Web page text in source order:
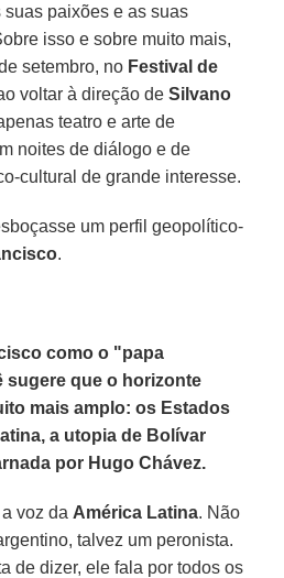
paixões e as suas
isso e sobre muito mais,
setembro, no Festival de
voltar à direção deSilvano
teatro e arte de
noites de diálogo e de
cultural de grande interesse.
um perfil geopolítico-
.
como o "papa
sugere que o horizonte
mais amplo: os Estados
a utopia de Bolívar
por Hugo Chávez.
voz da América Latina. Não
talvez um peronista.
de dizer, ele fala por todos os